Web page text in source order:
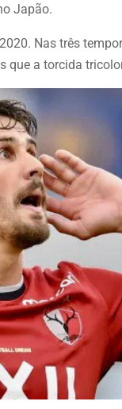
Japão.
Nas três
a torcida